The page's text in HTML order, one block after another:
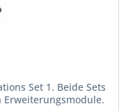
Set 1. Beide Sets